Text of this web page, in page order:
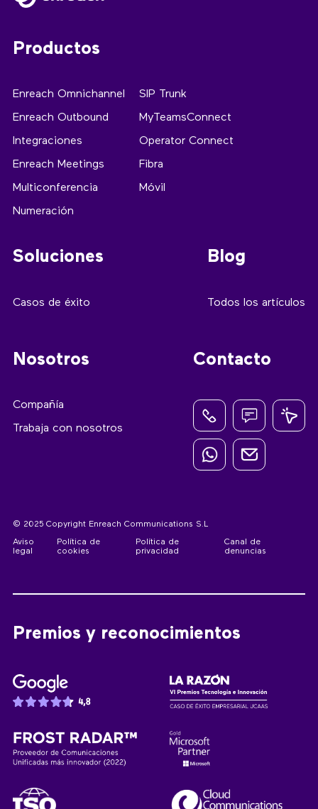
Productos
Enreach Omnichannel
Enreach Outbound
Integraciones
Enreach Meetings
Multiconferencia
Numeración
SIP Trunk
MyTeamsConnect
Operator Connect
Fibra
Móvil
Soluciones
Casos de éxito
Blog
Todos los artículos
Nosotros
Compañía
Trabaja con nosotros
Contacto
© 2025 Copyright Enreach Communications S.L
Aviso
legal
Política de
cookies
Política de
privacidad
Canal de
denuncias
Premios y reconocimientos